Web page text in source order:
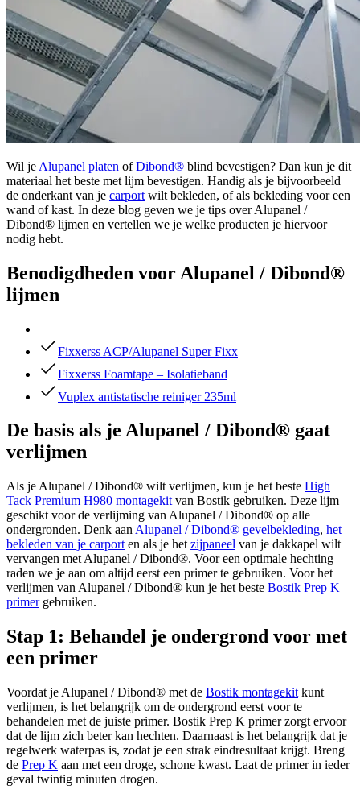
Wil je Alupanel platen ofDibond® blind bevestigen? Dan kun je dit
materiaal het beste met lijm bevestigen. Handig als je bijvoorbeeld
de onderkant van je carport wilt bekleden, of als bekleding voor een
wand of kast. In deze blog geven we je tips over Alupanel /
Dibond® lijmen en vertellen we je welke producten je hiervoor
nodig hebt.
Benodigdheden voor Alupanel / Dibond®
lijmen
Fixxerss ACP/Alupanel Super Fixx
Fixxerss Foamtape – Isolatieband
Vuplex antistatische reiniger 235ml
De basis als je Alupanel / Dibond® gaat
verlijmen
Als je Alupanel / Dibond® wilt verlijmen, kun je het beste High
Tack Premium H980 montagekit van Bostik gebruiken. Deze lijm
geschikt voor de verlijming van Alupanel / Dibond® op alle
ondergronden. Denk aan Alupanel / Dibond® gevelbekleding, het
bekleden van je carport en als je het zijpaneel van je dakkapel wilt
vervangen met Alupanel / Dibond®. Voor een optimale hechting
raden we je aan om altijd eerst een primer te gebruiken. Voor het
verlijmen van Alupanel / Dibond® kun je het beste Bostik Prep K
primergebruiken.
Stap 1: Behandel je ondergrond voor met
een primer
Voordat je Alupanel / Dibond® met de Bostik montagekit kunt
verlijmen, is het belangrijk om de ondergrond eerst voor te
behandelen met de juiste primer. Bostik Prep K primer zorgt ervoor
dat de lijm zich beter kan hechten. Daarnaast is het belangrijk dat je
regelwerk waterpas is, zodat je een strak eindresultaat krijgt. Breng
de Prep K aan met een droge, schone kwast. Laat de primer in ieder
geval twintig minuten drogen.